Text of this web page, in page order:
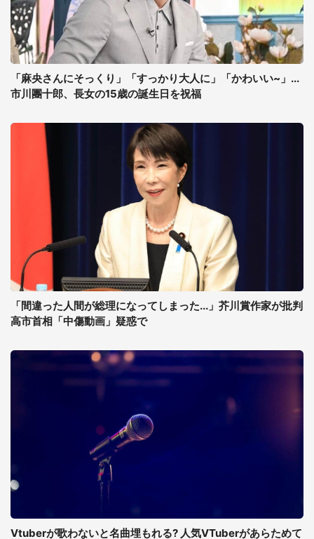
「麻央さんにそっくり」「すっかり大人に」「かわいい~」...
市川團十郎、長女の15歳の誕生日を祝福
「間違った人間が総理になってしまった...」芥川賞作家が批判
高市首相「中傷動画」疑惑で
Vtuberが歌わないと名曲埋もれる? 人気VTuberがあらためて